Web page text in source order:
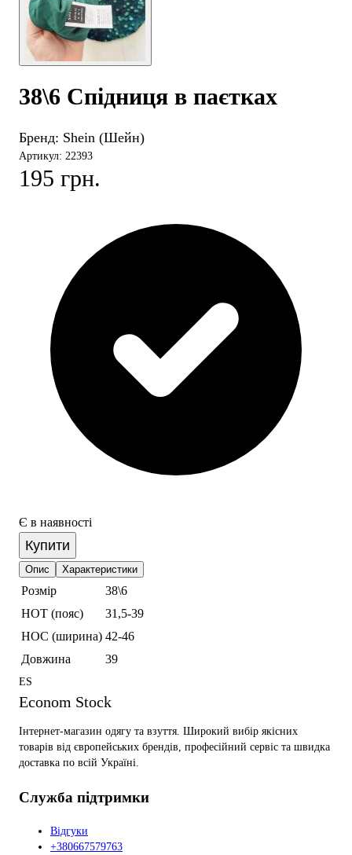
38\6 Спідниця в паєтках
Бренд: Shein (Шейн)
Артикул: 22393
195 грн.
Є в наявності
Купити
Опис Характеристики
Розмір
38\6
НОТ (пояс)
31,5-39
НОС (ширина) 42-46
Довжина
39
ES
Econom Stock
Інтернет-магазин одягу та взуття. Широкий вибір якісних
товарів від європейських брендів, професійний сервіс та швидка
доставка по всій Україні.
Служба підтримки
Відгуки
+380667579763